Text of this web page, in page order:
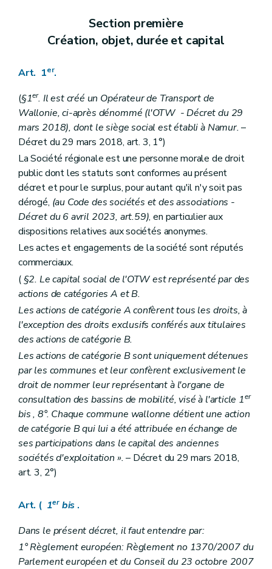
2/1
L'autorité organisatrice de transport
Art.
9ter
Section 3 Contrôle et surveillance
Art.
Art. 11
Art. 12
Art. 13
Art. 14
Art. 15
Art. 16
Section 5 Pouvoir d'expropriation
Art. 17
Chapitre II
Des sociétés d'exploitation
Section première (Création, capital, mission et durée
Art. 18
Art.18 bis
Art. 19
Art. 20
Art. 21
Art. 21
bis
Art.21ter
Section 3 Contrôle et surveillance
Art. 22
Art. 23
Section 4 Budget et comptes
Art. 24
Art. 25
Art. 26
Art. 27
Art. 28
Art. 29
Section 5 Préservation des intérêts de certaines zones
Art. 30
Section 6 Transfert du personnel
Art. 31
Chapitre III (Des contrats de service public de l'OTW.
Art.
Art.
Art. 33
Art.33ter
Chapitre IV
( Des modes d'attribution des contrats de service public de transport et autorisation de transport de personnes
Art. 34
Art. 35
Section première
Création, objet, durée et capital
Art. 1er.
(§1er. Il est créé un Opérateur de Transport de
Wallonie, ci-après dénommé (l'OTW - Décret du 29
mars 2018), dont le siège social est établi à Namur.–
Décret du 29 mars 2018, art. 3, 1°)
La Société régionale est une personne morale de droit
public dont les statuts sont conformes au présent
décret et pour le surplus, pour autant qu'il n'y soit pas
dérogé, (au Code des sociétés et des associations -
Décret du 6 avril 2023, art.59), en particulier aux
dispositions relatives aux sociétés anonymes.
Les actes et engagements de la société sont réputés
commerciaux.
( §2. Le capital social de l'OTW est représenté par des
actions de catégories A et B.
Les actions de catégorie A confèrent tous les droits, à
l'exception des droits exclusifs conférés aux titulaires
des actions de catégorie B.
Les actions de catégorie B sont uniquement détenues
par les communes et leur confèrent exclusivement le
droit de nommer leur représentant à l'organe de
consultation des bassins de mobilité, visé à l'article 1er
bis, 8°. Chaque commune wallonne détient une action
de catégorie B qui lui a été attribuée en échange de
ses participations dans le capital des anciennes
sociétés d'exploitation ».– Décret du 29 mars 2018,
art. 3, 2°)
Art. ( 1er bis .
Dans le présent décret, il faut entendre par:
1° Règlement européen: Règlement no 1370/2007 du
Parlement européen et du Conseil du 23 octobre 2007